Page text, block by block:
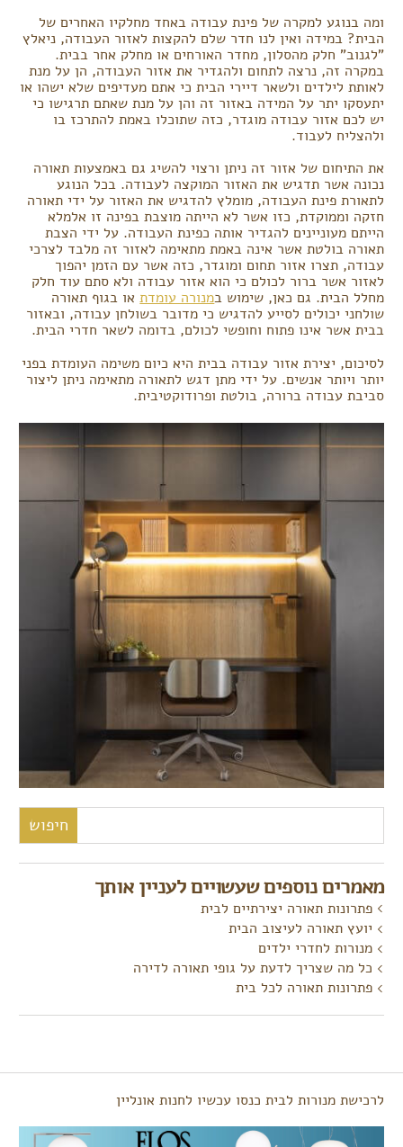
ומה בנוגע למקרה של פינת עבודה באחד מחלקיו האחרים של
הבית? במידה ואין לנו חדר שלם להקצות לאזור העבודה, ניאלץ
"לגנוב" חלק מהסלון, מחדר האורחים או מחלק אחר בבית.
במקרה זה, נרצה לתחום ולהגדיר את אזור העבודה, הן על מנת
לאותת לילדים ולשאר דיירי הבית כי אתם מעדיפים שלא ישהו או
יתעסקו יתר על המידה באזור זה והן על מנת שאתם תרגישו כי
יש לכם אזור עבודה מוגדר, כזה שתוכלו באמת להתרכז בו
ולהצליח לעבוד.
את התיחום של אזור זה ניתן ורצוי להשיג גם באמצעות תאורה
נכונה אשר תדגיש את האזור המוקצה לעבודה. בכל הנוגע
לתאורת פינת העבודה, מומלץ להדגיש את האזור על ידי תאורה
חזקה וממוקדת, כזו אשר לא הייתה מוצבת בפינה זו אלמלא
הייתם מעוניינים להגדיר אותה כפינת העבודה. על ידי הצבת
תאורה בולטת אשר אינה באמת מתאימה לאזור זה מלבד לצרכי
עבודה, תצרו אזור תחום ומוגדר, כזה אשר עם הזמן יהפוך
לאזור אשר ברור לכולם כי הוא אזור עבודה ולא סתם עוד חלק
מחלל הבית. גם כאן, שימוש במנורה עומדתאו בגוף תאורה
שולחני יכולים לסייע להדגיש כי מדובר בשולחן עבודה, ובאזור
בבית אשר אינו פתוח וחופשי לכולם, בדומה לשאר חדרי הבית.
לסיכום, יצירת אזור עבודה בבית היא כיום משימה העומדת בפני
יותר ויותר אנשים. על ידי מתן דגש לתאורה מתאימה ניתן ליצור
סביבת עבודה ברורה, בולטת ופרודוקטיבית.
מאמרים נוספים שעשויים לעניין אותך
פתרונות תאורה יצירתיים לבית
יועץ תאורה לעיצוב הבית
מנורות לחדרי ילדים
כל מה שצריך לדעת על גופי תאורה לדירה
פתרונות תאורה לכל בית
לרכישת מנורות לבית כנסו עכשיו לחנות אונליין